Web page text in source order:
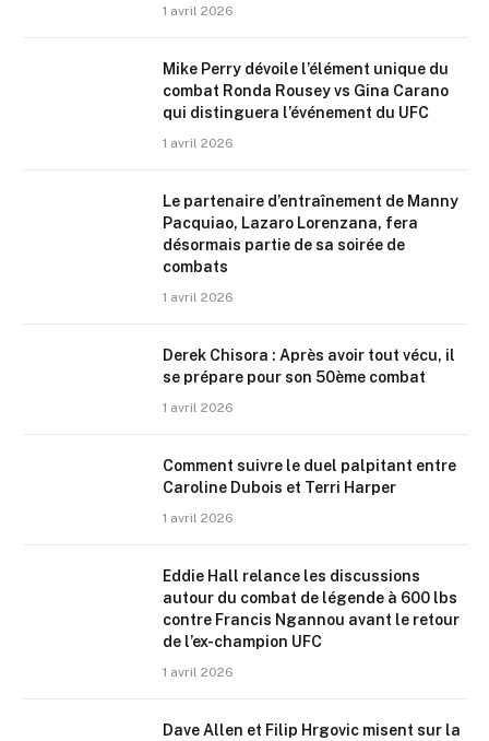
1 avril 2026
Mike Perry dévoile l’élément unique du
combat Ronda Rousey vs Gina Carano
qui distinguera l’événement du UFC
1 avril 2026
Le partenaire d’entraînement de Manny
Pacquiao, Lazaro Lorenzana, fera
désormais partie de sa soirée de
combats
1 avril 2026
Derek Chisora : Après avoir tout vécu, il
se prépare pour son 50ème combat
1 avril 2026
Comment suivre le duel palpitant entre
Caroline Dubois et Terri Harper
1 avril 2026
Eddie Hall relance les discussions
autour du combat de légende à 600 lbs
contre Francis Ngannou avant le retour
de l’ex-champion UFC
1 avril 2026
Dave Allen et Filip Hrgovic misent sur la